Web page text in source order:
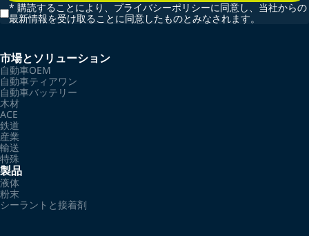
* 購読することにより、プライバシーポリシーに同意し、当社からの
最新情報を受け取ることに同意したものとみなされます。
市場とソリューション
自動車OEM
自動車ティアワン
自動車バッテリー
木材
ACE
鉄道
産業
輸送
特殊
製品
液体
粉末
シーラントと接着剤